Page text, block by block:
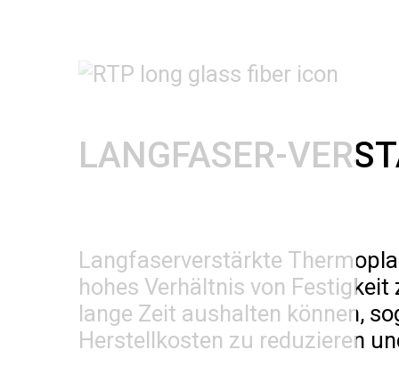
LANGFASER-
Langfaserverstärkte
hohes Verhältnis von
lange Zeit aushalten können,
Herstellkosten zu reduzieren